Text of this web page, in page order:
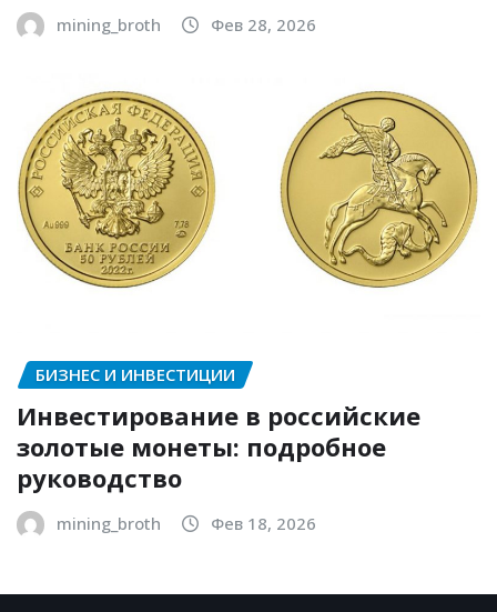
mining_broth Фев 28, 2026
БИЗНЕС И ИНВЕСТИЦИИ
Инвестирование в российские
золотые монеты: подробное
руководство
mining_broth Фев 18, 2026